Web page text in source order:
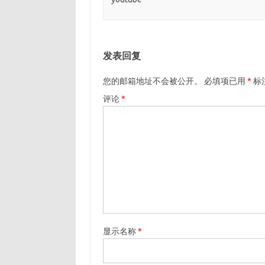
发表回复
您的邮箱地址不会被公开。 必填项已用 * 标
评论*
显示名称*